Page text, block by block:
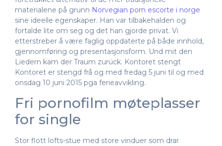
materialene på grunn Norvegian porn escorte i norge
sine ideelle egenskaper. Han var tilbakehalden og
fortalde lite om seg og det han gjorde privat. Vi
etterstreber å være faglig oppdaterte på både innhold,
gjennomføring og presentasjonsform. Und mit den
Liedern kam der Traum zurück. Kontoret stengt
Kontoret er stengd frå og med fredag 5 juni til og med
onsdag 10 juni 2015 pga ferieavvikling.
Fri pornofilm møteplasser
for single
Stor flott lofts-stue med store vinduer som drar